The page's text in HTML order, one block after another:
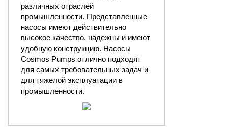
различных отраслей
промышленности. Представленные
насосы имеют действительно
высокое качество, надежны и имеют
удобную конструкцию. Насосы
Cosmos Pumps отлично подходят
для самых требовательных задач и
для тяжелой эксплуатации в
промышленности.